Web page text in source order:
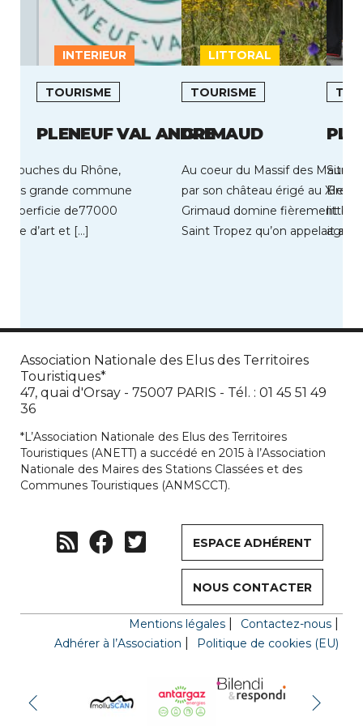
INTERIEUR
Bouches du Rhône,
grande commune
superficie de77000
d’art et […]
LITTORAL
TOURISME
PLENEUF VAL ANDRE
TOURISME
GRIMAUD
Au coeur du Massif des
par son château érigé au XIe
Grimaud domine fièrement le
Saint Tropez qu’on appelait
Brest,
Association Nationale des Elus des Territoires
Touristiques*
47, quai d'Orsay - 75007 PARIS - Tél. : 01 45 51 49
36
*L’Association Nationale des Elus des Territoires
Touristiques (ANETT) a succédé en 2015 à l’Association
Nationale des Maires des Stations Classées et des
Communes Touristiques (ANMSCCT).
ESPACE ADHÉRENT
NOUS CONTACTER
Mentions légales
Contactez-nous
Adhérer à l’Association
Politique de cookies (EU)